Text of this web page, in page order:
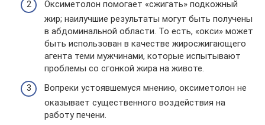
Оксиметолон помогает «сжигать» подкожный
жир; наилучшие результаты могут быть получены
в абдоминальной области. То есть, «окси» может
быть использован в качестве жиросжигающего
агента теми мужчинами, которые испытывают
проблемы со сгонкой жира на животе.
Вопреки устоявшемуся мнению, оксиметолон не
оказывает существенного воздействия на
работу печени.